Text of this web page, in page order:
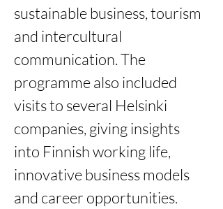
sustainable business, tourism
and intercultural
communication. The
programme also included
visits to several Helsinki
companies, giving insights
into Finnish working life,
innovative business models
and career opportunities.